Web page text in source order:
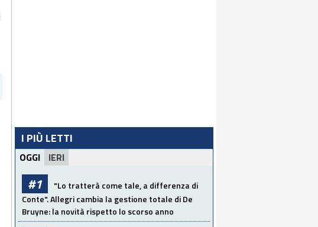
I PIÙ LETTI
OGGI IERI
#1
"Lo tratterà come tale, a differenza di
Conte". Allegri cambia la gestione totale di De
Bruyne: la novità rispetto lo scorso anno